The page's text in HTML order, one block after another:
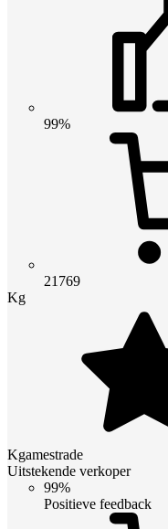
99%
21769
Kg
Kgamestrade
Uitstekende verkoper
99%
Positieve feedback